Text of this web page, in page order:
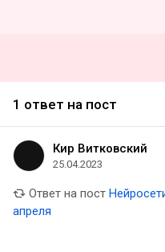
1 ответ на пост
Кир Витковский
25.04.2023
Ответ на пост
апреля